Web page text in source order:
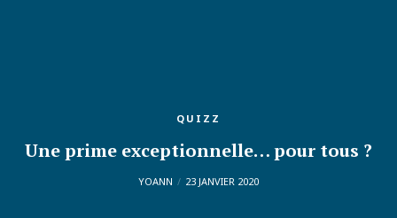
QUIZZ
Une prime exceptionnelle… pour tous ?
YOANN 23 JANVIER 2020